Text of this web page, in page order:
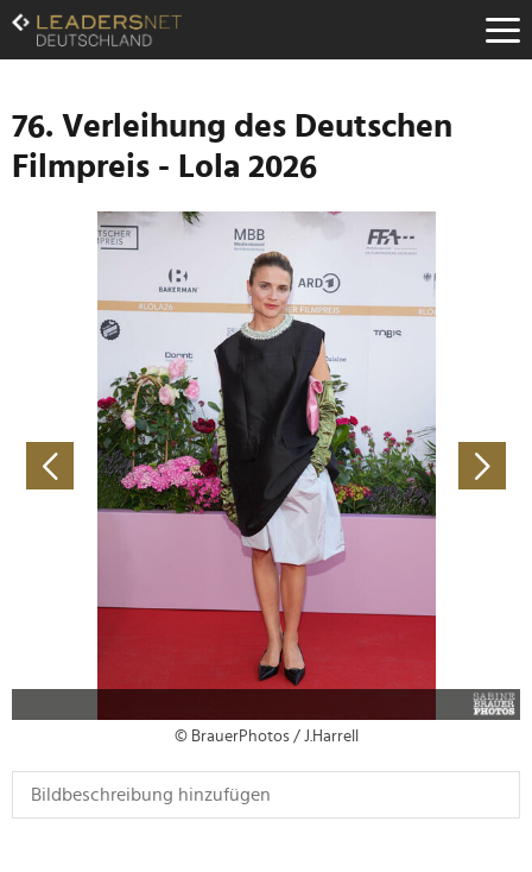
Zum
Inhalt
Zur
Navigation
Zur
Hauptnavigation
76. Verleihung des Deutschen
Filmpreis - Lola 2026
© BrauerPhotos / J.Harrell